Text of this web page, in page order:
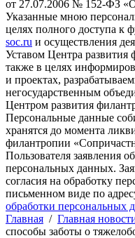
от 27.07.2006 № 152-ФЗ
Указанные мною
целях полного доступа к
soc.ru и осуществления
Уставом Центра развития
также в целях
и проектах,
негосударственным
Центром развития
Персональные данные
хранятся до момента
филантропии
Пользователя заявления
персональных данных.
согласия на обработку
письменном виде по
обработки персональных
Главная / Главная
способы заботы о